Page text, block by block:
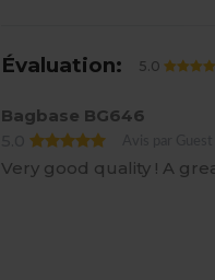
Évaluation: 5.0
Bagbase BG646
5.0
Very good quality ! A